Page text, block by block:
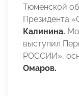
Тюменской
Президента
Калинина.
выступил
РОССИИ»,
Омаров.